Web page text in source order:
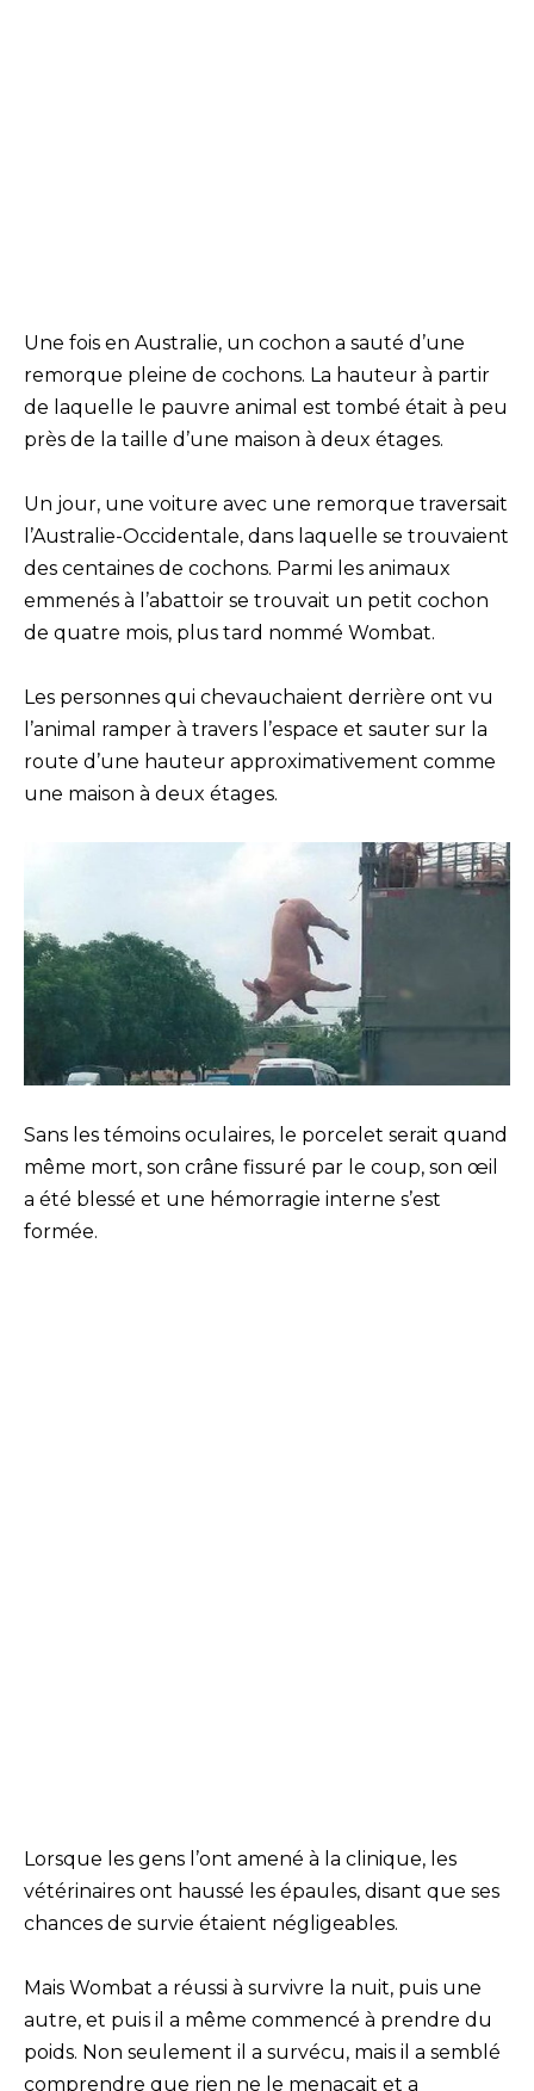
Une fois en Australie, un cochon a sauté d’une
remorque pleine de cochons. La hauteur à partir
de laquelle le pauvre animal est tombé était à peu
près de la taille d’une maison à deux étages.
Un jour, une voiture avec une remorque traversait
l’Australie-Occidentale, dans laquelle se trouvaient
des centaines de cochons. Parmi les animaux
emmenés à l’abattoir se trouvait un petit cochon
de quatre mois, plus tard nommé Wombat.
Les personnes qui chevauchaient derrière ont vu
l’animal ramper à travers l’espace et sauter sur la
route d’une hauteur approximativement comme
une maison à deux étages.
Sans les témoins oculaires, le porcelet serait quand
même mort, son crâne fissuré par le coup, son œil
a été blessé et une hémorragie interne s’est
formée.
Lorsque les gens l’ont amené à la clinique, les
vétérinaires ont haussé les épaules, disant que ses
chances de survie étaient négligeables.
Mais Wombat a réussi à survivre la nuit, puis une
autre, et puis il a même commencé à prendre du
poids. Non seulement il a survécu, mais il a semblé
comprendre que rien ne le menaçait et a